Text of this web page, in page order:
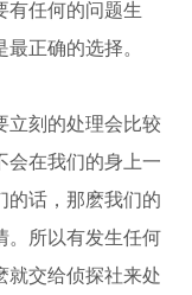
有任何的问题生
正确的选择。
立刻的处理会比较
会在我们的身上一
的话，那麽我们的
。所以有发生任何
就交给侦探社来处